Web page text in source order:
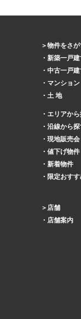
物件をさが
新築一戸建
中古一戸建
マンション
土 地
エリアか
沿線から探
現地販売会
値下げ物件
新着物件
限定おす
店舗
店舗案内